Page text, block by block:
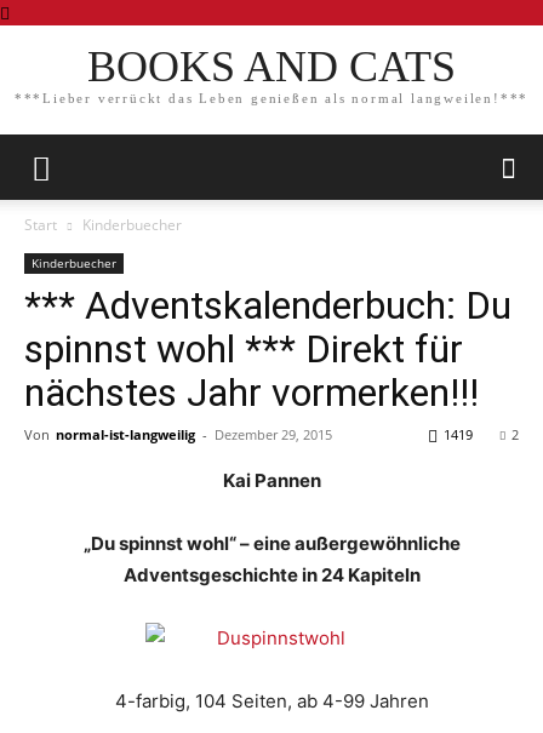
BOOKS AND CATS
***Lieber verrückt das Leben genießen als normal langweilen!***
Start Kinderbuecher
Kinderbuecher
*** Adventskalenderbuch: Du
spinnst wohl *** Direkt für
nächstes Jahr vormerken!!!
Von normal-ist-langweilig - Dezember 29, 2015 2
1419
Kai Pannen
„Du spinnst wohl“ – eine außergewöhnliche
Adventsgeschichte in 24 Kapiteln
4-farbig, 104 Seiten, ab 4-99 Jahren